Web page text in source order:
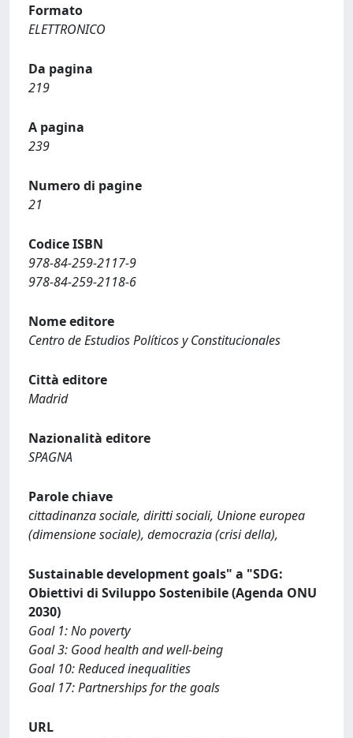
Formato
ELETTRONICO
Da pagina
219
A pagina
239
Numero di pagine
21
Codice ISBN
978-84-259-2117-9
978-84-259-2118-6
Nome editore
Centro de Estudios Políticos y Constitucionales
Città editore
Madrid
Nazionalità editore
SPAGNA
Parole chiave
cittadinanza sociale, diritti sociali, Unione europea
(dimensione sociale), democrazia (crisi della),
Sustainable development goals" a "SDG:
Obiettivi di Sviluppo Sostenibile (Agenda ONU
2030)
Goal 1: No poverty
Goal 3: Good health and well-being
Goal 10: Reduced inequalities
Goal 17: Partnerships for the goals
URL